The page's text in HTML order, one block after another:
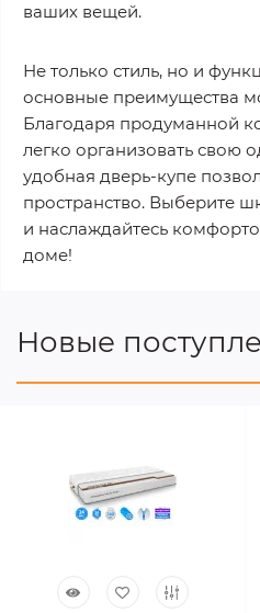
ваших вещей.
Не только стиль, но и
основные преимущества
Благодаря продуманной
легко организовать свою
удобная дверь-купе
пространство. Выберите
и наслаждайтесь
доме!
Новые